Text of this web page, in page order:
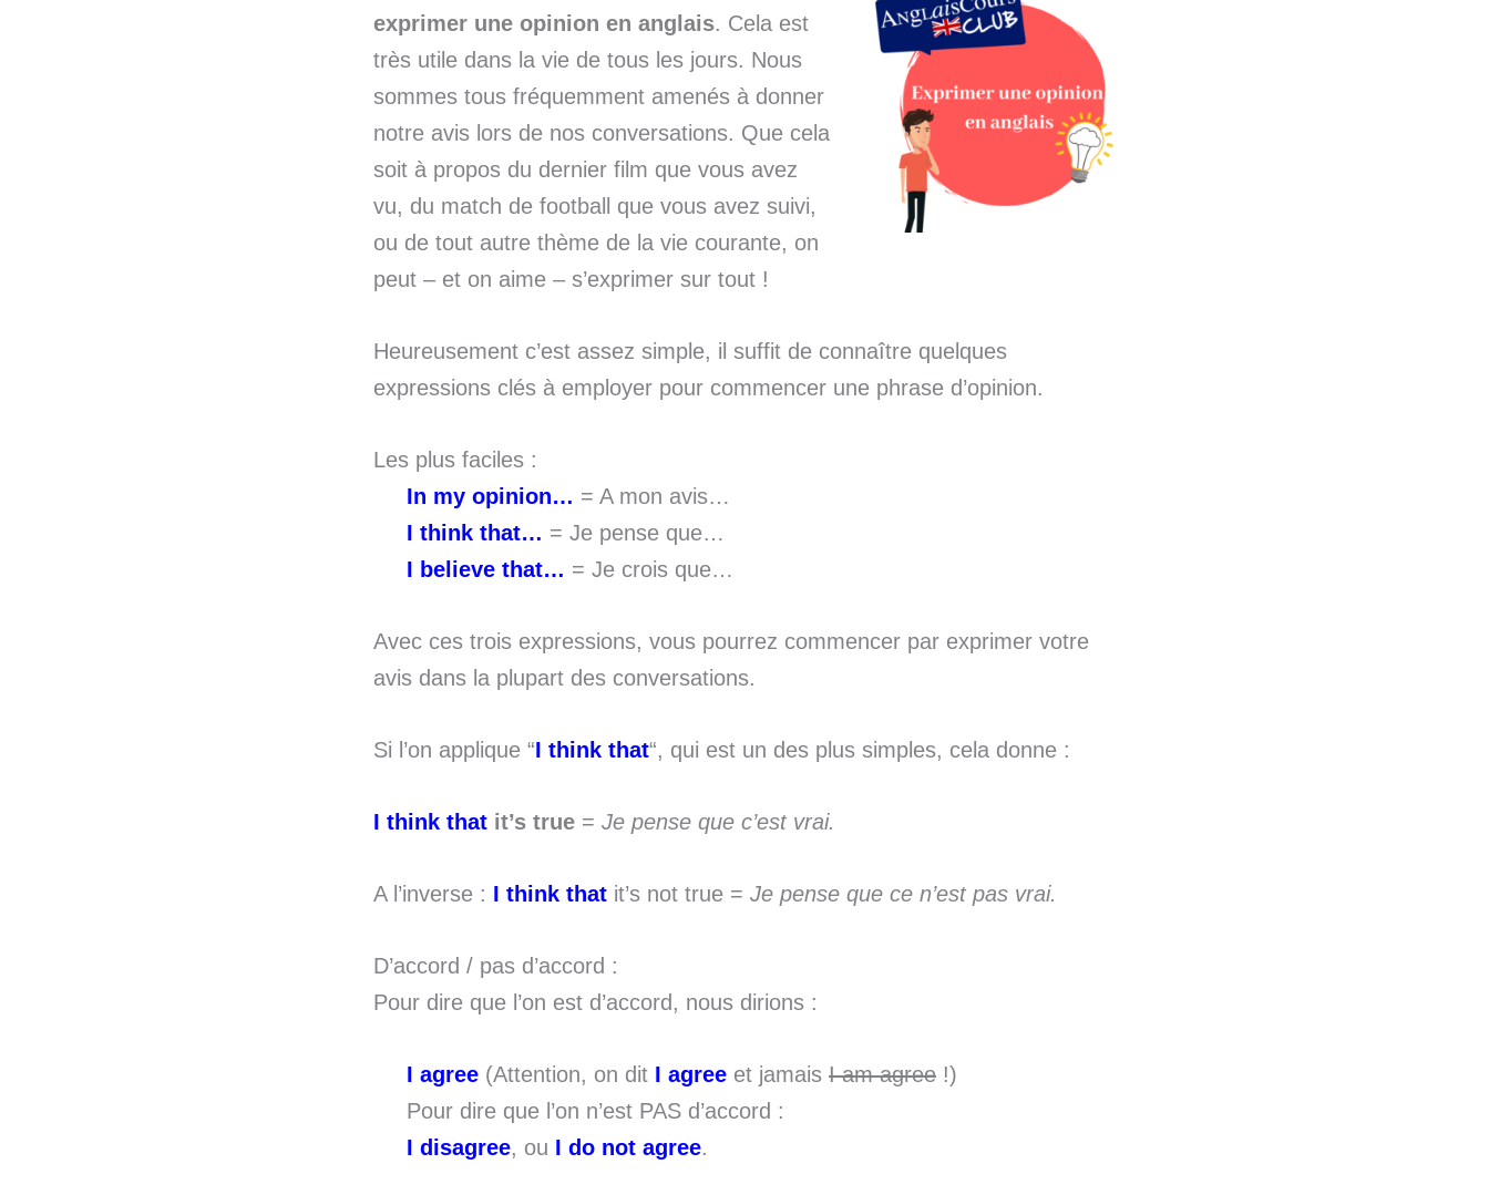
exprimer une opinion en anglais. Cela est
très utile dans la vie de tous les jours. Nous
sommes tous fréquemment amenés à donner
notre avis lors de nos conversations. Que cela
soit à propos du dernier film que vous avez
vu, du match de football que vous avez suivi,
ou de tout autre thème de la vie courante, on
peut – et on aime – s’exprimer sur tout !
Heureusement c’est assez simple, il suffit de connaître quelques
expressions clés à employer pour commencer une phrase d’opinion.
Les plus faciles :
In my opinion… = A mon avis…
I think that… = Je pense que…
I believe that… = Je crois que…
Avec ces trois expressions, vous pourrez commencer par exprimer votre
avis dans la plupart des conversations.
Si l’on applique “I think that“, qui est un des plus simples, cela donne :
I think that it’s true = Je pense que c’est vrai.
A l’inverse : I think that it’s not true = Je pense que ce n’est pas vrai.
D’accord / pas d’accord :
Pour dire que l’on est d’accord, nous dirions :
I agree (Attention, on dit I agree et jamais I am agree !)
Pour dire que l’on n’est PAS d’accord :
I disagree, ou I do not agree.